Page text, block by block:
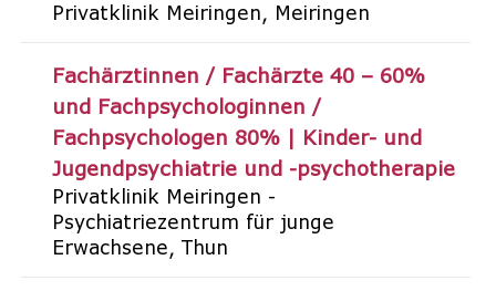
Privatklinik Meiringen Meiringen
Fachärztinnen / Fachärzte 40 – 60%
und Fachpsychologinnen /
Fachpsychologen 80% | Kinder- und
Jugendpsychiatrie und -psychotherapie
Privatklinik Meiringen -
Psychiatriezentrum für junge
Erwachsene
Thun